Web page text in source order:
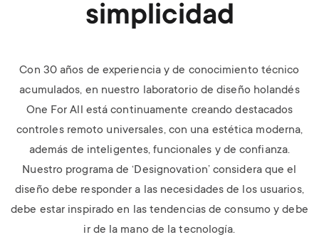
simplicidad
Con 30 años de experiencia y de conocimiento técnico
acumulados, en nuestro laboratorio de diseño holandés
One For All está continuamente creando destacados
controles remoto universales, con una estética moderna,
además de inteligentes, funcionales y de confianza.
Nuestro programa de ‘Designovation’ considera que el
diseño debe responder a las necesidades de los usuarios,
debe estar inspirado en las tendencias de consumo y debe
ir de la mano de la tecnología.